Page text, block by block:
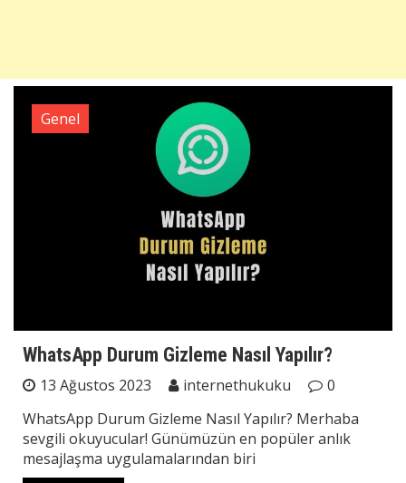
Genel
WhatsApp Durum Gizleme Nasıl Yapılır?
13 Ağustos 2023 internethukuku
0
WhatsApp Durum Gizleme Nasıl Yapılır? Merhaba
sevgili okuyucular! Günümüzün en popüler anlık
mesajlaşma uygulamalarından biri